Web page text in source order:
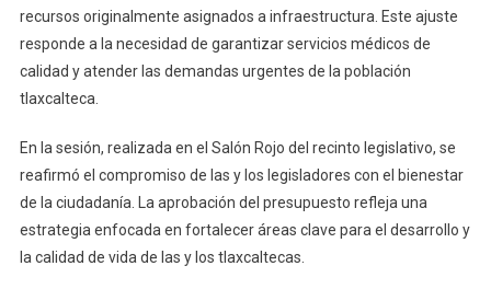
recursos originalmente asignados a infraestructura. Este ajuste
responde a la necesidad de garantizar servicios médicos de
calidad y atender las demandas urgentes de la población
tlaxcalteca.
En la sesión, realizada en el Salón Rojo del recinto legislativo, se
reafirmó el compromiso de las y los legisladores con el bienestar
de la ciudadanía. La aprobación del presupuesto refleja una
estrategia enfocada en fortalecer áreas clave para el desarrollo y
la calidad de vida de las y los tlaxcaltecas.